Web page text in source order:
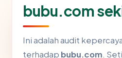
bubu.com
Ini adalah audit
terhadap bubu.com.